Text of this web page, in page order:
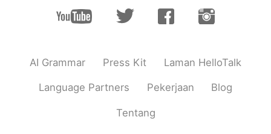
Great Job
JP EN
これでアサヒスーパードライがあれば最高
❤️
AI Grammar Press Kit Laman HelloTalk
Language Partners Pekerjaan Blog
Tentang